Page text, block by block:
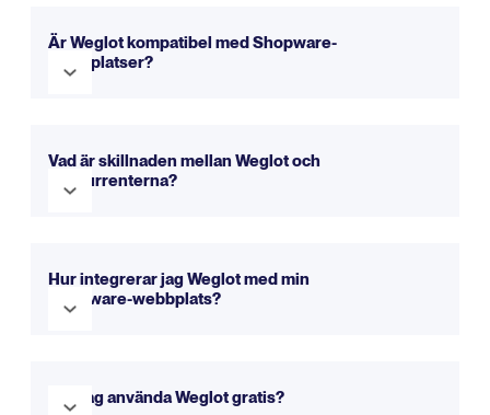
Är Weglot kompatibel med Shopware-
webbplatser?
på bara några minuter. Du kan prova det gratis med vår
testversion.
Vad är skillnaden mellan Weglot och
konkurrenterna?
webbplatsöversättning.Du kan kolla in vår
jämförelsesida för mer information.
Hur integrerar jag Weglot med min
Shopware-webbplats?
resurserna ovan för att komma igång.
Kan jag använda Weglot gratis?